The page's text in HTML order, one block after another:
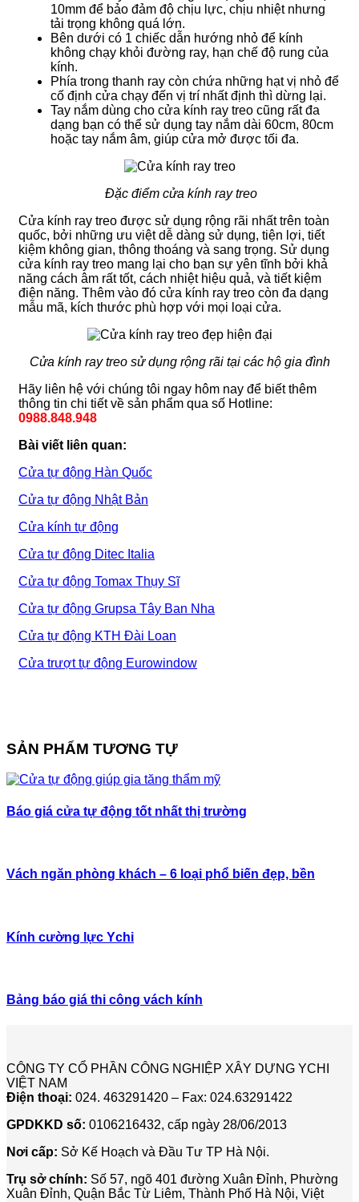
10mm để bảo đảm độ chịu lực, chịu nhiệt nhưng
tải trọng không quá lớn.
Bên dưới có 1 chiếc dẫn hướng nhỏ để kính
không chạy khỏi đường ray, hạn chế độ rung của
kính.
Phía trong thanh ray còn chứa những hạt vị nhỏ để
cố định cửa chạy đến vị trí nhất định thì dừng lại.
Tay nắm dùng cho cửa kính ray treo cũng rất đa
dạng bạn có thể sử dụng tay nắm dài 60cm, 80cm
hoặc tay nắm âm, giúp cửa mở được tối đa.
Đặc điểm cửa kính ray treo
Cửa kính ray treo được sử dụng rộng rãi nhất trên toàn
quốc, bởi những ưu việt dễ dàng sử dụng, tiện lợi, tiết
kiệm không gian, thông thoáng và sang trọng. Sử dụng
cửa kính ray treo mang lại cho bạn sự yên tĩnh bởi khả
năng cách âm rất tốt, cách nhiệt hiệu quả, và tiết kiệm
điện năng. Thêm vào đó cửa kính ray treo còn đa dạng
mẫu mã, kích thước phù hợp với mọi loại cửa.
Cửa kính ray treo sử dụng rộng rãi tại các hộ gia đình
Hãy liên hệ với chúng tôi ngay hôm nay để biết thêm
thông tin chi tiết về sản phẩm qua số Hotline:
0988.848.948
Bài viết liên quan:
Cửa tự động Hàn Quốc
Cửa tự động Nhật Bản
Cửa kính tự động
Cửa tự động Ditec Italia
Cửa tự động Tomax Thụy Sĩ
Cửa tự động Grupsa Tây Ban Nha
Cửa tự động KTH Đài Loan
Cửa trượt tự động Eurowindow
SẢN PHẨM TƯƠNG TỰ
Báo giá cửa tự động tốt nhất thị trường
Vách ngăn phòng khách – 6 loại phổ biến đẹp, bền
Kính cường lực Ychi
Bảng báo giá thi công vách kính
CÔNG TY CỔ PHẦN CÔNG NGHIỆP XÂY DỰNG YCHI
VIỆT NAM
Điện thoại: 024. 463291420 – Fax: 024.63291422
GPDKKD số: 0106216432, cấp ngày 28/06/2013
Nơi cấp: Sở Kế Hoạch và Đầu Tư TP Hà Nội.
Trụ sở chính: Số 57, ngõ 401 đường Xuân Đỉnh, Phường
Xuân Đỉnh, Quận Bắc Từ Liêm, Thành Phố Hà Nội, Việt